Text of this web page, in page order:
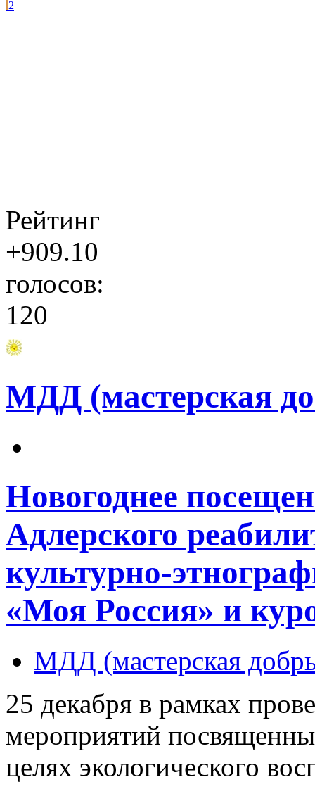
2
Рейтинг
+909.10
голосов:
120
МДД (мастерская
Новогоднее
Адлерского
культурно-
«Моя Россия» и
МДД (мастерская
25 декабря в рамках
мероприятий
целях экологического